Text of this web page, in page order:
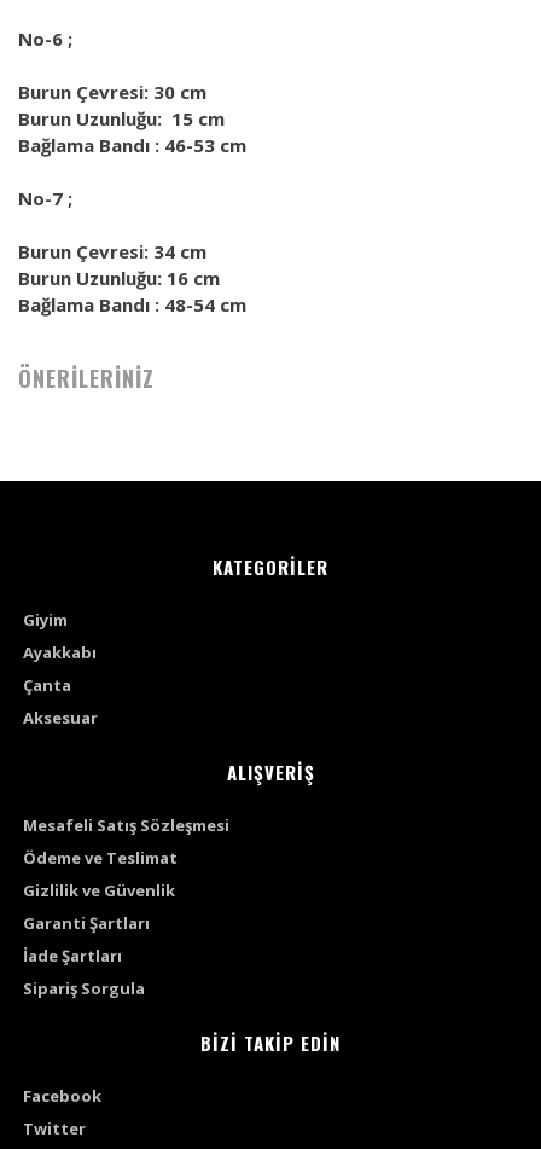
No-6 ;
Burun Çevresi: 30 cm
Burun Uzunluğu: 15 cm
Bağlama Bandı : 46-53 cm
No-7 ;
Burun Çevresi: 34 cm
Burun Uzunluğu: 16 cm
Bağlama Bandı : 48-54 cm
ÖNERİLERİNİZ
KATEGORİLER
Giyim
Ayakkabı
Çanta
Aksesuar
ALIŞVERİŞ
Mesafeli Satış Sözleşmesi
Ödeme ve Teslimat
Gizlilik ve Güvenlik
Garanti Şartları
İade Şartları
Sipariş Sorgula
BİZİ TAKİP EDİN
Facebook
Twitter